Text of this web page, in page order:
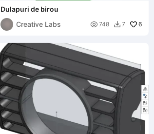
Dulapuri de birou
Creative Labs
 748  7 6